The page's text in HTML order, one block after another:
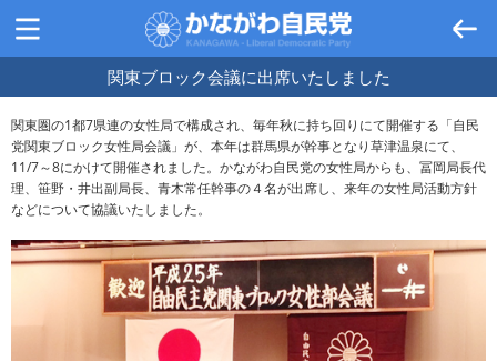
関東ブロック会議に出席いたしました
関東圏の1都7県連の女性局で構成され、毎年秋に持ち回りにて開催する「自民
党関東ブロック女性局会議」が、本年は群馬県が幹事となり草津温泉にて、
11/7～8にかけて開催されました。かながわ自民党の女性局からも、冨岡局長代
理、笹野・井出副局長、青木常任幹事の４名が出席し、来年の女性局活動方針
などについて協議いたしました。